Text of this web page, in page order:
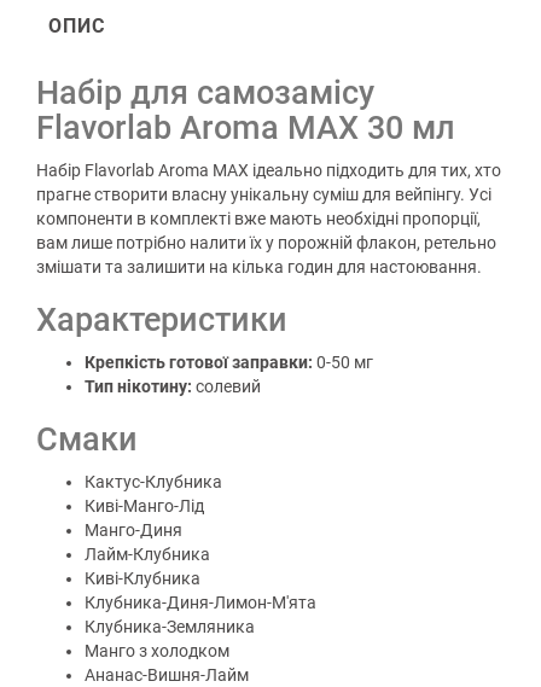
ОПИС
Набір для самозамісу
Flavorlab Aroma MAX 30 мл
Набір Flavorlab Aroma MAX ідеально підходить для тих, хто
прагне створити власну унікальну суміш для вейпінгу. Усі
компоненти в комплекті вже мають необхідні пропорції,
вам лише потрібно налити їх у порожній флакон, ретельно
змішати та залишити на кілька годин для настоювання.
Характеристики
Крепкість готової заправки: 0-50 мг
Тип нікотину: солевий
Смаки
Кактус-Клубника
Киві-Манго-Лід
Манго-Диня
Лайм-Клубника
Киві-Клубника
Клубника-Диня-Лимон-М'ята
Клубника-Земляника
Манго з холодком
Ананас-Вишня-Лайм